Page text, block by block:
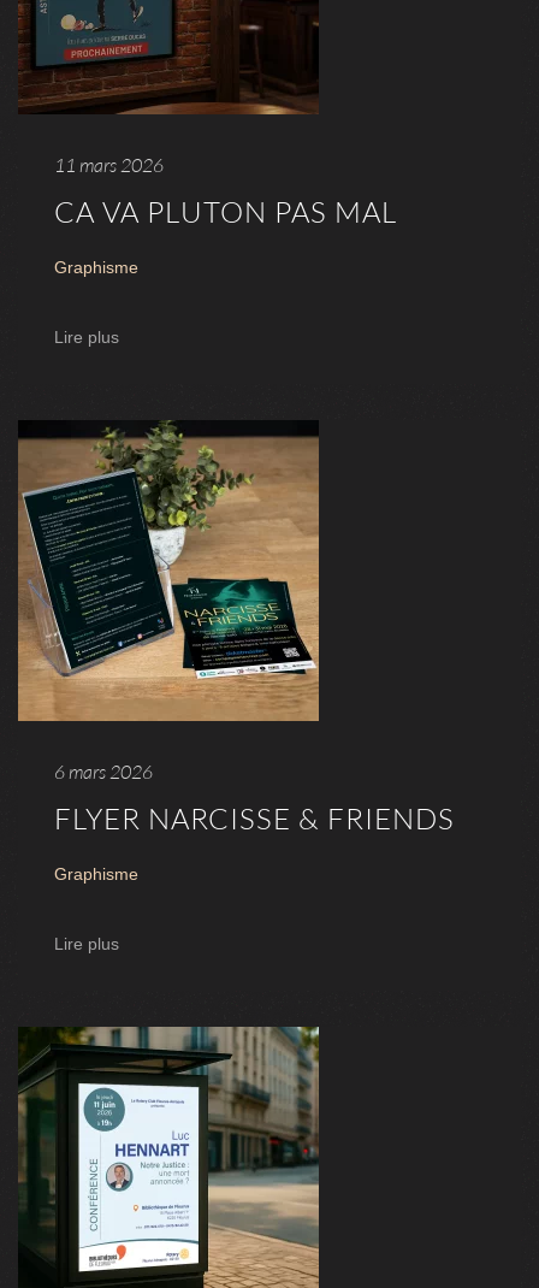
11 mars 2026
CA VA PLUTON PAS MAL
Graphisme
Lire plus
6 mars 2026
FLYER NARCISSE & FRIENDS
Graphisme
Lire plus